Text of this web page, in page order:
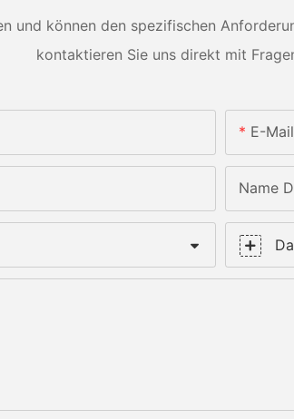
und können den spezifischen
kontaktieren Sie uns direkt mit
E-Mail
Name